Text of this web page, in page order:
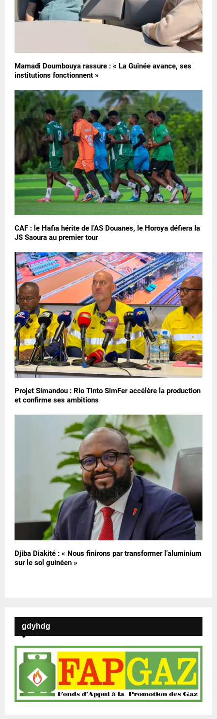
Mamadi Doumbouya rassure : « La Guinée avance, ses
institutions fonctionnent »
CAF : le Hafia hérite de l’AS Douanes, le Horoya défiera la
JS Saoura au premier tour
Projet Simandou : Rio Tinto SimFer accélère la production
et confirme ses ambitions
Djiba Diakité : « Nous finirons par transformer l’aluminium
sur le sol guinéen »
gdyhdg